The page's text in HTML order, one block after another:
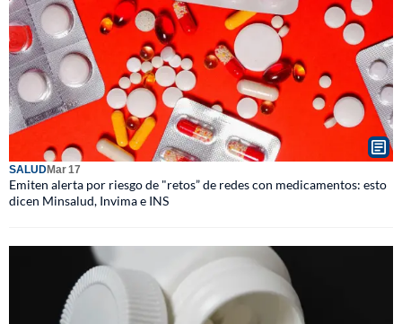
SALUDMar 17
Emiten alerta por riesgo de "retos” de redes con medicamentos: esto
dicen Minsalud, Invima e INS